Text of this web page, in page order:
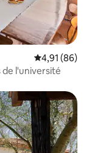
Évaluation
4,91 (86)
l'université